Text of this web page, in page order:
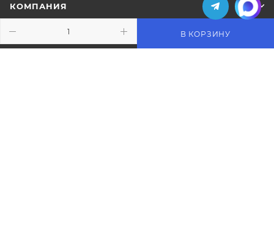
В КОРЗИНУ
КОМПАНИЯ
ИНФОРМАЦИЯ